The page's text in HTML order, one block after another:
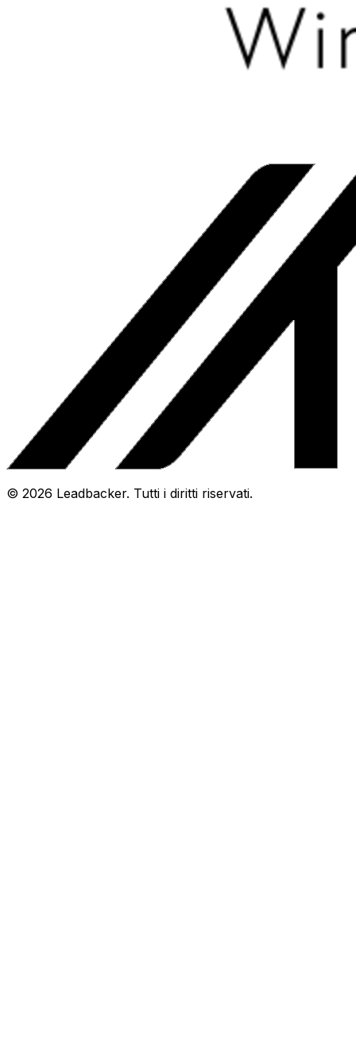
© 2026 Leadbacker. Tutti i diritti riservati.